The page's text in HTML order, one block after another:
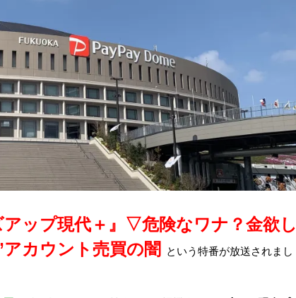
アップ現代＋』▽危険なワナ？金欲し
カウント売買の闇
という特番が放送されまし